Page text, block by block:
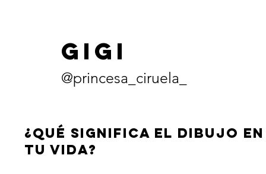
gigi
@princesa_ciruela_
¿QUÉ SIGNIFICA EL DIBUJO EN
TU VIDA?